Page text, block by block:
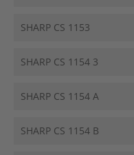
SHARP CS 1153
SHARP CS 1154 3
SHARP CS 1154 A
SHARP CS 1154 B